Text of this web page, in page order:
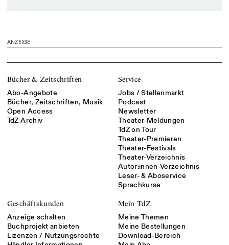
ANZEIGE
Bücher & Zeitschriften
Abo-Angebote
Bücher, Zeitschriften, Musik
Open Access
TdZ Archiv
Service
Jobs / Stellenmarkt
Podcast
Newsletter
Theater-Meldungen
TdZ on Tour
Theater-Premieren
Theater-Festivals
Theater-Verzeichnis
Autor:innen-Verzeichnis
Leser- & Aboservice
Sprachkurse
Geschäftskunden
Anzeige schalten
Buchprojekt anbieten
Lizenzen / Nutzungsrechte
Mein TdZ
Meine Themen
Meine Bestellungen
Download-Bereich